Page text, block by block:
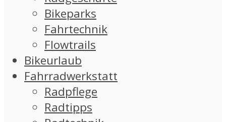
Bikeparks
Fahrtechnik
Flowtrails
Bikeurlaub
Fahrradwerkstatt
Radpflege
Radtipps